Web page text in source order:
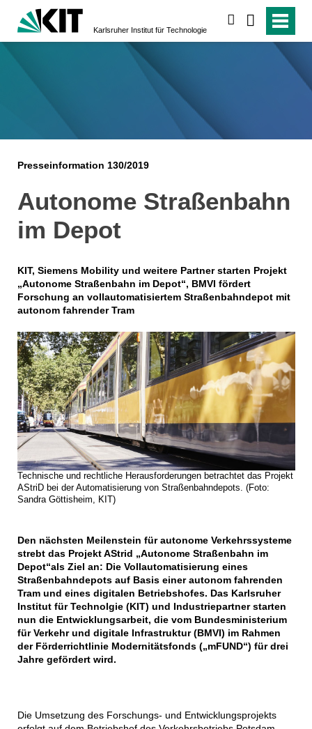
Karlsruher Institut für Technologie
Presseinformation 130/2019
Autonome Straßenbahn
im Depot
KIT, Siemens Mobility und weitere Partner starten Projekt
„Autonome Straßenbahn im Depot“, BMVI fördert
Forschung an vollautomatisiertem Straßenbahndepot mit
autonom fahrender Tram
Technische und rechtliche Herausforderungen betrachtet das Projekt
AStriD bei der Automatisierung von Straßenbahndepots. (Foto:
Sandra Göttisheim, KIT)
Den nächsten Meilenstein für autonome Verkehrssysteme
strebt das Projekt AStrid „Autonome Straßenbahn im
Depot“als Ziel an: Die Vollautomatisierung eines
Straßenbahndepots auf Basis einer autonom fahrenden
Tram und eines digitalen Betriebshofes. Das Karlsruher
Institut für Technolgie (KIT) und Industriepartner starten
nun die Entwicklungsarbeit, die vom Bundesministerium
für Verkehr und digitale Infrastruktur (BMVI) im Rahmen
der Förderrichtlinie Modernitätsfonds („mFUND“) für drei
Jahre gefördert wird.
Die Umsetzung des Forschungs- und Entwicklungsprojekts